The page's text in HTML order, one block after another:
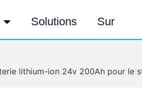
Solutions Sur
lithium-ion 24v 200Ah pour le